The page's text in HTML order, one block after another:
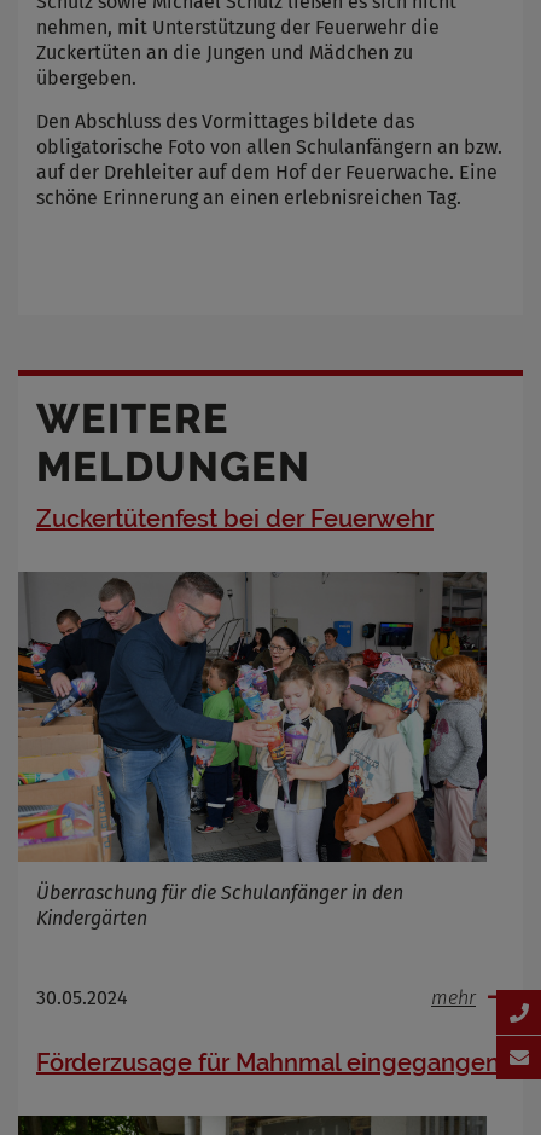
nehmen, mit Unterstützung der Feuerwehr die
Zuckertüten an die Jungen und Mädchen zu
übergeben.
Den Abschluss des Vormittages bildete das
obligatorische Foto von allen Schulanfängern an bzw.
auf der Drehleiter auf dem Hof der Feuerwache. Eine
schöne Erinnerung an einen erlebnisreichen Tag.
WEITERE
MELDUNGEN
Zuckertütenfest bei der Feuerwehr
Überraschung für die Schulanfänger in den
Kindergärten
30.05.2024 mehr
Förderzusage für Mahnmal eingegangen